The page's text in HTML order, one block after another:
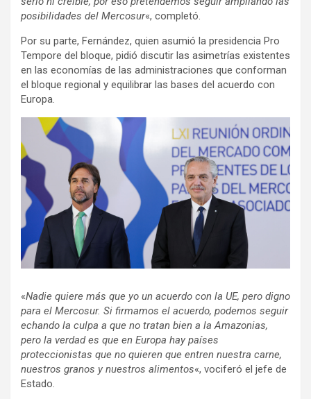
posibilidades del Mercosur«, completó.
Por su parte, Fernández, quien asumió la presidencia Pro
Tempore del bloque, pidió discutir las asimetrías existentes
en las economías de las administraciones que conforman
el bloque regional y equilibrar las bases del acuerdo con
Europa.
«Nadie quiere más que yo un acuerdo con la UE, pero digno
para el Mercosur. Si firmamos el acuerdo, podemos seguir
echando la culpa a que no tratan bien a la Amazonias,
pero la verdad es que en Europa hay países
proteccionistas que no quieren que entren nuestra carne,
nuestros granos y nuestros alimentos«, vociferó el jefe de
Estado.